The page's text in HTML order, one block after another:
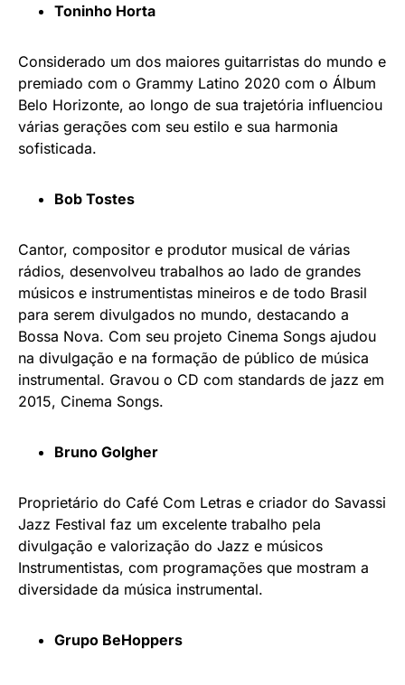
Toninho Horta
Considerado um dos maiores guitarristas do mundo e
premiado com o Grammy Latino 2020 com o Álbum
Belo Horizonte, ao longo de sua trajetória influenciou
várias gerações com seu estilo e sua harmonia
sofisticada.
Bob Tostes
Cantor, compositor e produtor musical de várias
rádios, desenvolveu trabalhos ao lado de grandes
músicos e instrumentistas mineiros e de todo Brasil
para serem divulgados no mundo, destacando a
Bossa Nova. Com seu projeto Cinema Songs ajudou
na divulgação e na formação de público de música
instrumental. Gravou o CD com standards de jazz em
2015, Cinema Songs.
Bruno Golgher
Proprietário do Café Com Letras e criador do Savassi
Jazz Festival faz um excelente trabalho pela
divulgação e valorização do Jazz e músicos
Instrumentistas, com programações que mostram a
diversidade da música instrumental.
Grupo BeHoppers